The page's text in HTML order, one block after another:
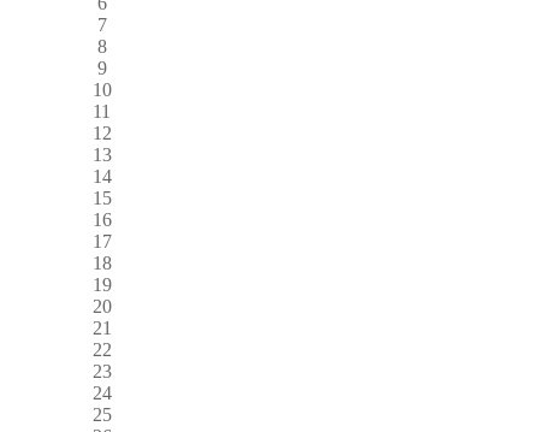
7
8
9
10
11
12
13
14
15
16
17
18
19
20
21
22
23
24
25